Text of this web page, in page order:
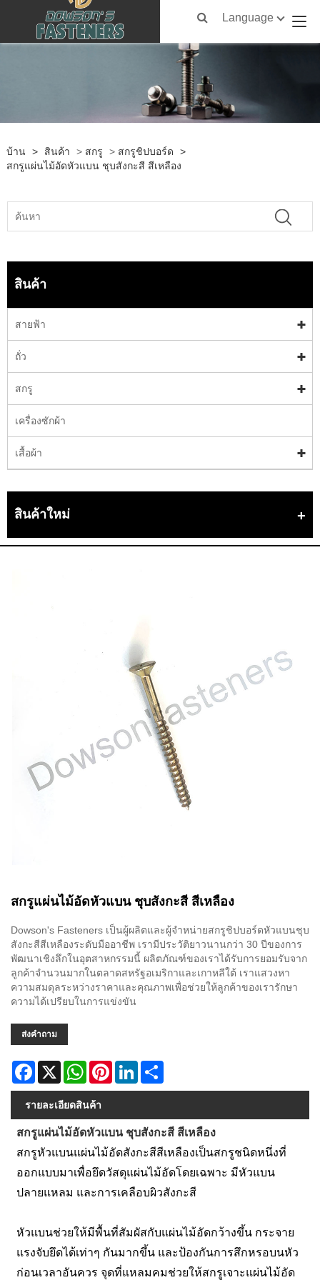
Language
บ้าน > สินค้า > สกรู > สกรูชิปบอร์ด
>
สกรูแผ่นไม้อัดหัวแบน ชุบสังกะสี สีเหลือง
สินค้า
สายฟ้า
ถั่ว
สกรู
เครื่องซักผ้า
เสื้อผ้า
สินค้าใหม่
สกรูแผ่นไม้อัดหัวแบน ชุบสังกะสี สีเหลือง
Dowson's Fasteners เป็นผู้ผลิตและผู้จำหน่ายสกรูชิปบอร์ดหัวแบนชุบ
สังกะสีสีเหลืองระดับมืออาชีพ เรามีประวัติยาวนานกว่า 30 ปีของการ
พัฒนาเชิงลึกในอุตสาหกรรมนี้ ผลิตภัณฑ์ของเราได้รับการยอมรับจาก
ลูกค้าจำนวนมากในตลาดสหรัฐอเมริกาและเกาหลีใต้ เราแสวงหา
ความสมดุลระหว่างราคาและคุณภาพเพื่อช่วยให้ลูกค้าของเรารักษา
ความได้เปรียบในการแข่งขัน
ส่งคำถาม
Facebook
X WhatsAppPinterestLinkedIn
รายละเอียดสินค้า
สกรูแผ่นไม้อัดหัวแบน ชุบสังกะสี สีเหลือง
สกรูหัวแบนแผ่นไม้อัดสังกะสีสีเหลืองเป็นสกรูชนิดหนึ่งที่
ออกแบบมาเพื่อยึดวัสดุแผ่นไม้อัดโดยเฉพาะ มีหัวแบน
ปลายแหลม และการเคลือบผิวสังกะสี
หัวแบนช่วยให้มีพื้นที่สัมผัสกับแผ่นไม้อัดกว้างขึ้น กระจาย
แรงจับยึดได้เท่าๆ กันมากขึ้น และป้องกันการสึกหรอบนหัว
ก่อนเวลาอันควร จุดที่แหลมคมช่วยให้สกรูเจาะแผ่นไม้อัด